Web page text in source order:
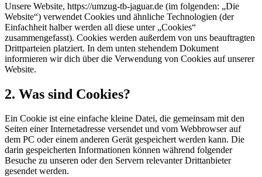
Unsere Website, https://umzug-tb-jaguar.de (im folgenden: „Die
Website“) verwendet Cookies und ähnliche Technologien (der
Einfachheit halber werden all diese unter „Cookies“
zusammengefasst). Cookies werden außerdem von uns beauftragten
Drittparteien platziert. In dem unten stehendem Dokument
informieren wir dich über die Verwendung von Cookies auf unserer
Website.
2. Was sind Cookies?
Ein Cookie ist eine einfache kleine Datei, die gemeinsam mit den
Seiten einer Internetadresse versendet und vom Webbrowser auf
dem PC oder einem anderen Gerät gespeichert werden kann. Die
darin gespeicherten Informationen können während folgender
Besuche zu unseren oder den Servern relevanter Drittanbieter
gesendet werden.